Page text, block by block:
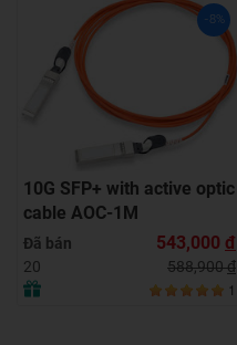
-8%
10G SFP+ with active optic
cable AOC-1M
Đã bán
20
543,000 đ
588,900đ
1